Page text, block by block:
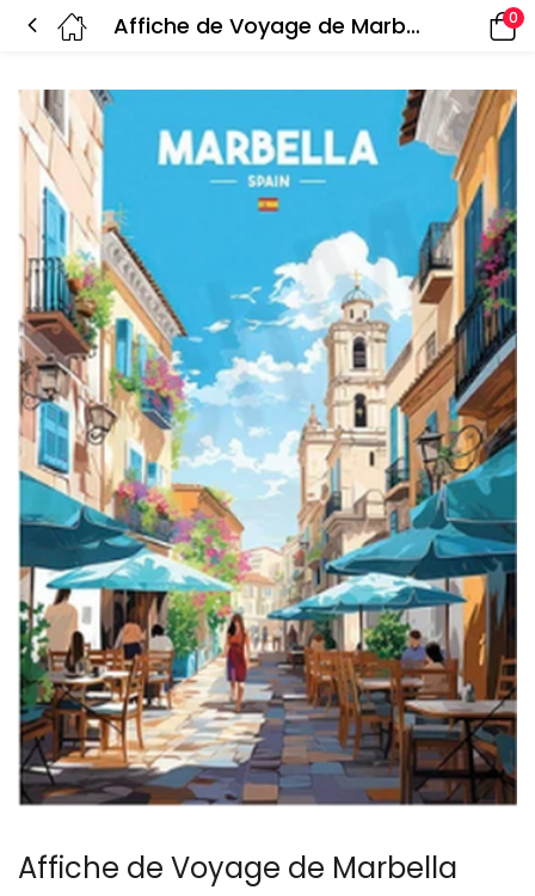
Affiche de Voyage de Marbella 0
Affiche de Voyage de Marbella